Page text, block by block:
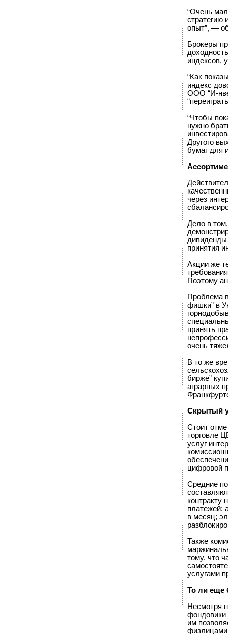
“Очень
стратегию
опыт”, —
Брокеры
индексов,
“Как
индекс
ООО “И-
“Чтобы
нужно
Другого
бумаг для
через
Дело в
принятия
Акции же
Поэтому
Проблема
фишки” в
принять
очень
В то же
бирже”
аграрных
Скрытый
Стоит
торговле
услуг
цифровой
Средние
контракту
платежей:
в месяц;
Также
тому, что
услугами
То ли еще
Несмотря
фондовики
им